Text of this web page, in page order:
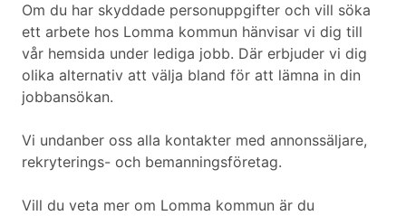
Om du har skyddade personuppgifter och vill söka
ett arbete hos Lomma kommun hänvisar vi dig till
vår hemsida under lediga jobb. Där erbjuder vi dig
olika alternativ att välja bland för att lämna in din
jobbansökan.
Vi undanber oss alla kontakter med annonssäljare,
rekryterings- och bemanningsföretag.
Vill du veta mer om Lomma kommun är du